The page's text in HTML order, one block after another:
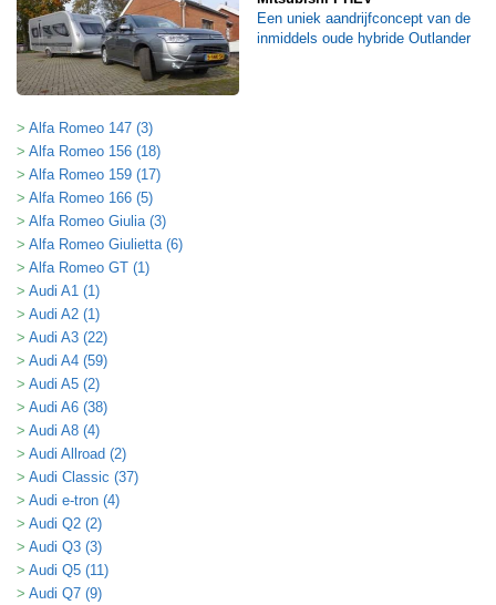
Een uniek aandrijfconcept van de
inmiddels oude hybride Outlander
Alfa Romeo 147 (3)
Alfa Romeo 156 (18)
Alfa Romeo 159 (17)
Alfa Romeo 166 (5)
Alfa Romeo Giulia (3)
Alfa Romeo Giulietta (6)
Alfa Romeo GT (1)
Audi A1 (1)
Audi A2 (1)
Audi A3 (22)
Audi A4 (59)
Audi A5 (2)
Audi A6 (38)
Audi A8 (4)
Audi Allroad (2)
Audi Classic (37)
Audi e-tron (4)
Audi Q2 (2)
Audi Q3 (3)
Audi Q5 (11)
Audi Q7 (9)